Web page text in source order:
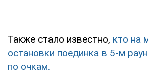
Также стало известно, кто на
остановки поединка в 5-м
по очкам.